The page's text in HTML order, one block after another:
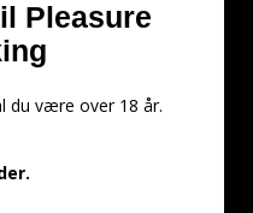
Tube - Sort
Pleasure
du være over 18 år.